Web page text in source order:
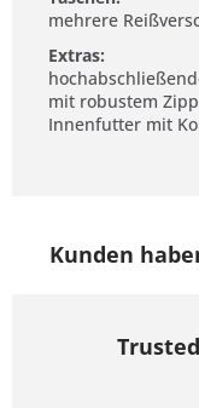
mehrere
Extras:
mit robustem
Innenfutter mit
Kunden